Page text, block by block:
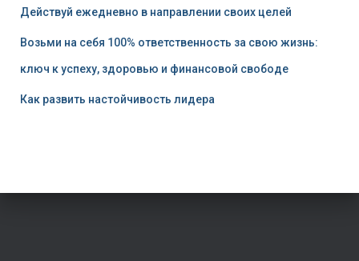
Действуй ежедневно в направлении своих целей
Возьми на себя 100% ответственность за свою жизнь:
ключ к успеху, здоровью и финансовой свободе
Как развить настойчивость лидера